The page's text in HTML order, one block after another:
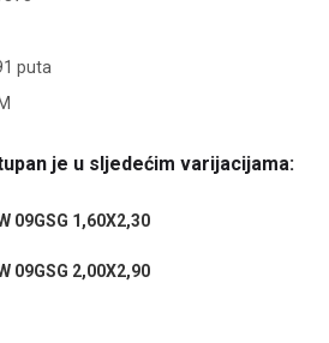
puta
je u sljedećim varijacijama:
09GSG 1,60X2,30
09GSG 2,00X2,90